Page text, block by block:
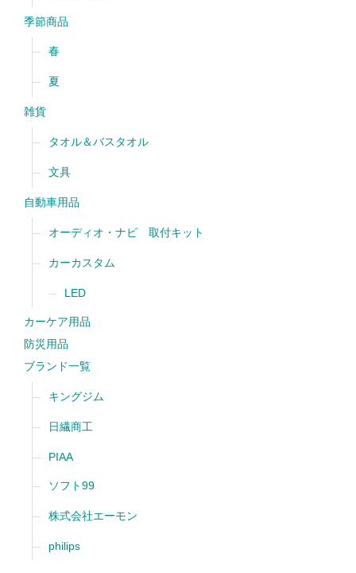
季節商品
春
夏
雑貨
タオル＆バスタオル
文具
自動車用品
オーディオ・ナビ 取付キット
カーカスタム
LED
カーケア用品
防災用品
ブランド一覧
キングジム
日繊商工
PIAA
ソフト99
株式会社エーモン
philips